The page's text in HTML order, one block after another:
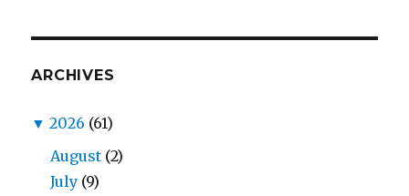
ARCHIVES
▼ 2026 (61)
August (2)
July (9)